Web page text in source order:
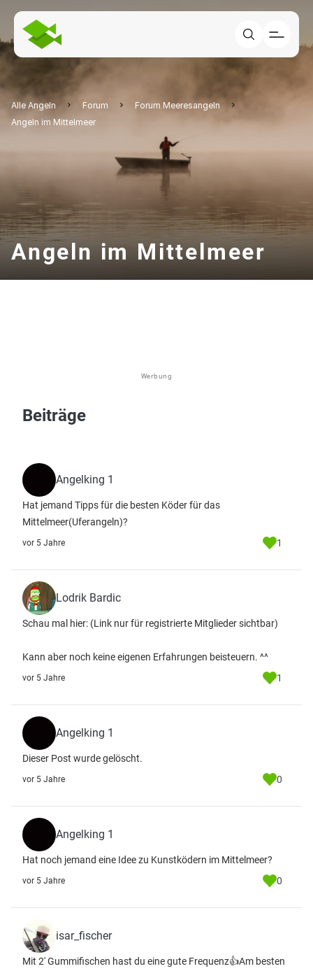
Alle Angeln Forum
Forum Meeresangeln
Angeln im Mittelmeer
Angeln im Mittelmeer
Werbung
Beiträge
Angelking 1
Hat jemand Tipps für die besten Köder für das
Mittelmeer(Uferangeln)?
vor 5 Jahre 1
Lodrik Bardic
Schau mal hier: (Link nur für registrierte Mitglieder sichtbar)
Kann aber noch keine eigenen Erfahrungen beisteuern. ^^
vor 5 Jahre 1
Angelking 1
Dieser Post wurde gelöscht.
vor 5 Jahre 0
Angelking 1
Hat noch jemand eine Idee zu Kunstködern im Mittelmeer?
vor 5 Jahre 0
isar_fischer
Mit 2' Gummifischen hast du eine gute Frequenz👍Am besten